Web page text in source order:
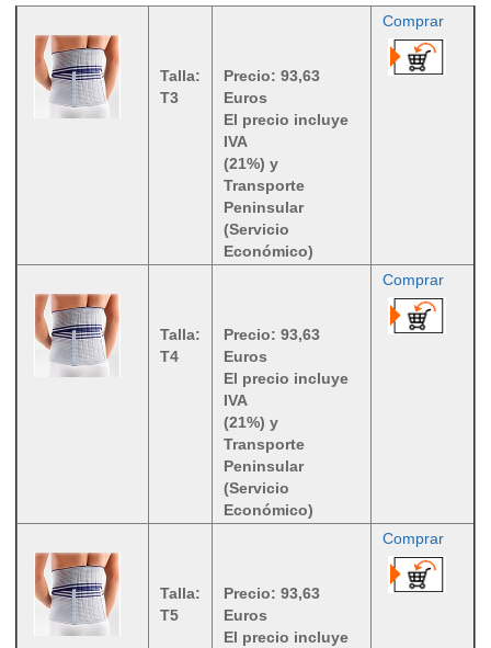
Talla:
T3
Precio: 93,63
Euros
El precio incluye
IVA
(21%) y
Transporte
Peninsular
(Servicio
Económico)
Comprar
Talla:
T4
Precio: 93,63
Euros
El precio incluye
IVA
(21%) y
Transporte
Peninsular
(Servicio
Económico)
Comprar
Talla:
T5
Precio: 93,63
Euros
El precio incluye
Comprar